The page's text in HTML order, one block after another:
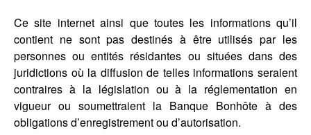
Ce site internet ainsi que toutes les informations qu’il
contient ne sont pas destinés à être utilisés par les
personnes ou entités résidantes ou situées dans des
juridictions où la diffusion de telles informations seraient
contraires à la législation ou à la réglementation en
vigueur ou soumettraient la Banque Bonhôte à des
obligations d’enregistrement ou d’autorisation.